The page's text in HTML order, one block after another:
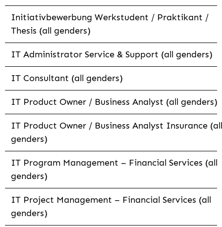
Initiativbewerbung Werkstudent / Praktikant /
Thesis (all genders)
IT Administrator Service & Support (all genders)
IT Consultant (all genders)
IT Product Owner / Business Analyst (all genders)
IT Product Owner / Business Analyst Insurance (all
genders)
IT Program Management – Financial Services (all
genders)
IT Project Management – Financial Services (all
genders)